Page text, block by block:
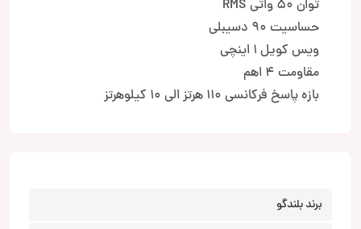
توان 50 واتی RMS
حساسیت 90 دسیبلی
ویس کویل 1 اینچی
مقاومت 4 اهم
بازه پاسخ فرکانسی 110 هرتز الی 10 کیلوهرتز
برند بلندگو